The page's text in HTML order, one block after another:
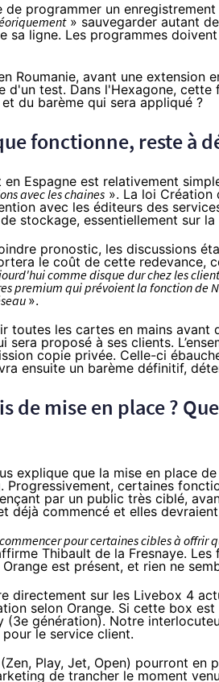
de programmer un
» sauvegarder autant
sa ligne. Les programmes
Roumanie, avant une extension
d'un test. Dans l'Hexagone,
du barème qui sera appliqué ?
fonctionne, reste à
en Espagne est relativement
avec les chaines ». La loi
avec les éditeurs des
stockage, essentiellement sur
pronostic, les discussions
le coût de cette redevance,
comme disque dur chez les
premium qui prévoient la fonction de
».
toutes les cartes en mains avant
proposé à ses clients.
copie privée. Celle-ci
ensuite un barème définitif,
de mise en place ?
explique que la mise en place
Progressivement, certaines
par un public très ciblé,
déjà commencé et elles
pour certaines cibles à offrir
Thibault de la Fresnaye.
Orange est présent, et rien ne
directement sur les Livebox 4
selon Orange. Si cette box
(3e génération). Notre
le service client.
Play, Jet, Open) pourront
de trancher le moment